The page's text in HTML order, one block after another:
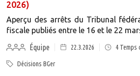
2026)
Aperçu des arrêts du Tribunal
fiscale publiés entre le 16 et le 22
Équipe
22.3.2026 4Temps
Décisions BGer